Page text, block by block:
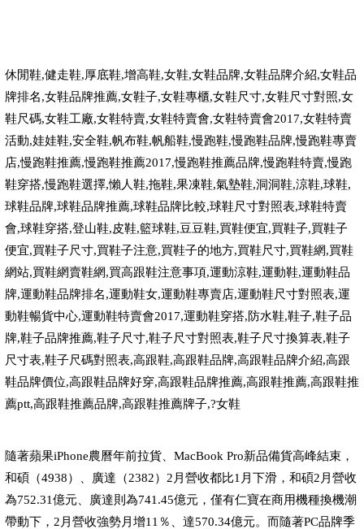
休閒鞋,健走鞋,厚底鞋,增高鞋,女鞋,女鞋品牌,女鞋品牌介紹,女鞋品
牌排名,女鞋品牌推薦,女鞋子,女鞋專櫃,女鞋尺寸,女鞋尺寸對照,女
鞋尺碼,女鞋工廠,女鞋特賣,女鞋特賣會,女鞋特賣會2017,女鞋特賣
活動,娃娃鞋,安全鞋,帆布鞋,帆船鞋,慢跑鞋,慢跑鞋品牌,慢跑鞋專賣
店,慢跑鞋推薦,慢跑鞋推薦2017,慢跑鞋推薦品牌,慢跑鞋特賣,慢跑
鞋穿搭,慢跑鞋選擇,懶人鞋,拖鞋,果凍鞋,氣墊鞋,洞洞鞋,涼鞋,球鞋,
球鞋品牌,球鞋品牌推薦,球鞋品牌比較,球鞋尺寸對照表,球鞋特賣
會,球鞋穿搭,登山鞋,皮鞋,籃球鞋,豆豆鞋,買鞋便宜,買鞋子,買鞋子
便宜,買鞋子尺寸,買鞋子注意,買鞋子的地方,買鞋尺寸,買鞋網,買鞋
網站,買鞋網賣鞋網,買高跟鞋注意事項,運動涼鞋,運動鞋,運動鞋品
牌,運動鞋品牌排名,運動鞋女,運動鞋專賣店,運動鞋尺寸對照表,運
動鞋暢貨中心,運動鞋特賣會2017,運動鞋穿搭,防水鞋,鞋子,鞋子品
牌,鞋子品牌推薦,鞋子尺寸,鞋子尺寸對照表,鞋子尺寸換算表,鞋子
尺寸表,鞋子尺碼對照表,高跟鞋,高跟鞋品牌,高跟鞋品牌介紹,高跟
鞋品牌價位,高跟鞋品牌好穿,高跟鞋品牌推薦,高跟鞋推薦,高跟鞋推
薦ptt,高跟鞋推薦品牌,高跟鞋推薦牌子,?女鞋
隨著蘋果iPhone農曆年前拉貨、MacBook Pro新品備貨高峰結束，
和碩（4938）、廣達（2382）2月營收都比1月下滑，和碩2月營收
為752.31億元、廣達則為741.45億元，僅有仁寶在商用機種換機潮
帶動下，2月營收強勢月增11％、達570.34億元。而隨著PC品牌季